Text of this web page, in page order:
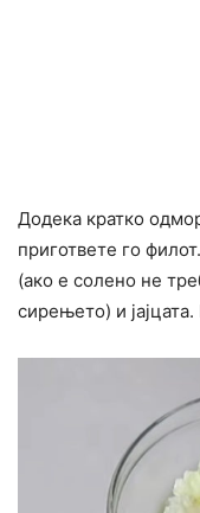
Додека кратко
пригответе го
(ако е солено не
сирењето) и